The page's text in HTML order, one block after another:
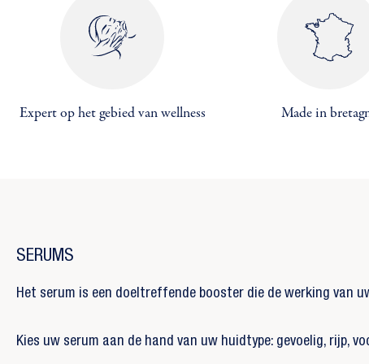
Expert op het gebied van wellness Made in
SERUMS
Het serum is een doeltreffende booster die de werking van
Kies uw serum aan de hand van uw huidtype: gevoelig, rijp,